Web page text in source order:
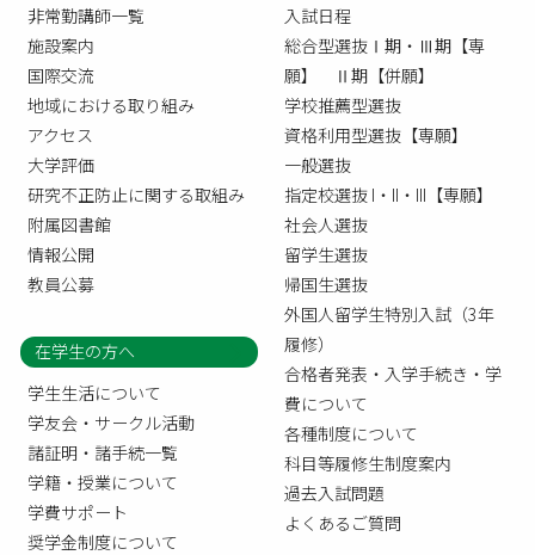
非常勤講師一覧
施設案内
国際交流
地域における取り組み
アクセス
大学評価
研究不正防止に関する取組み
附属図書館
情報公開
教員公募
入試日程
総合型選抜Ⅰ期・Ⅲ期【専
願】 Ⅱ期【併願】
学校推薦型選抜
資格利用型選抜【専願】
一般選抜
指定校選抜 I・II・III【専願】
社会人選抜
留学生選抜
帰国生選抜
外国人留学生特別入試（3年
履修）
合格者発表・入学手続き・学
費について
各種制度について
科目等履修生制度案内
過去入試問題
よくあるご質問
在学生の方へ
学生生活について
学友会・サークル活動
諸証明・諸手続一覧
学籍・授業について
学費サポート
奨学金制度について